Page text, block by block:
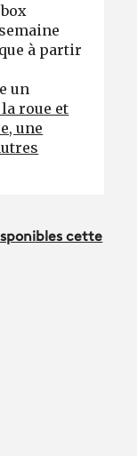
à partir
un
roue et
une
cette
article sur
cet article sur